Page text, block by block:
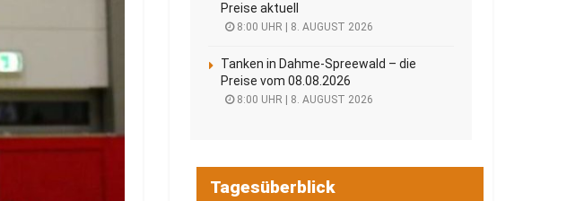
Preise aktuell
8:00 UHR | 8. AUGUST 2026
Tanken in Dahme-Spreewald – die
Preise vom 08.08.2026
8:00 UHR | 8. AUGUST 2026
Tagesüberblick